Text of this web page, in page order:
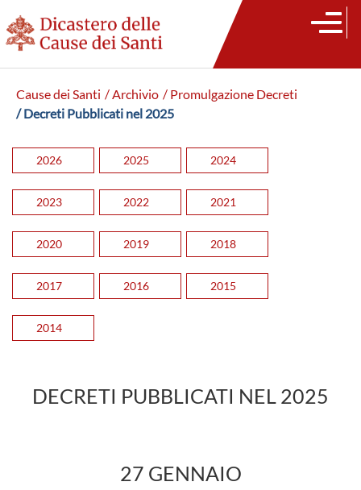
Cause dei Santi / Archivio / Promulgazione Decreti
/ Decreti Pubblicati nel 2025
2026 2025 2024
2023 2022 2021
2020 2019 2018
2017 2016 2015
2014
DECRETI PUBBLICATI NEL 2025
27 GENNAIO